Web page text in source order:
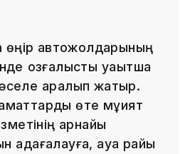
өңір автожолдарының
қозғалысты уақытша
қаралып жатыр.
өте мұқият
арнайы
қадағалауға, ауа райы